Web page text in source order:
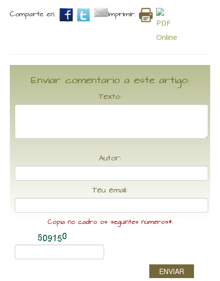
Comparte en. Imprimir.
Enviar comentario a este artigo:
Texto:
Autor:
Teu email:
Copia no cadro os seguintes números*:
ENVIAR